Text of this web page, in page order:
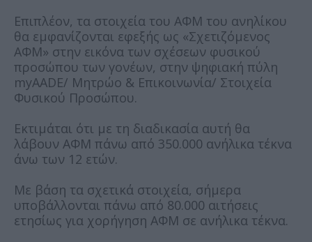
Επιπλέον, τα στοιχεία του ΑΦΜ του ανηλίκου
θα εμφανίζονται εφεξής ως «Σχετιζόμενος
ΑΦΜ» στην εικόνα των σχέσεων φυσικού
προσώπου των γονέων, στην ψηφιακή πύλη
myAADE/ Μητρώο & Επικοινωνία/ Στοιχεία
Φυσικού Προσώπου.
Εκτιμάται ότι με τη διαδικασία αυτή θα
λάβουν ΑΦΜ πάνω από 350.000 ανήλικα τέκνα
άνω των 12 ετών.
Με βάση τα σχετικά στοιχεία, σήμερα
υποβάλλονται πάνω από 80.000 αιτήσεις
ετησίως για χορήγηση ΑΦΜ σε ανήλικα τέκνα.